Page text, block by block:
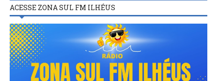
ACESSE ZONA SUL FM ILHÉUS